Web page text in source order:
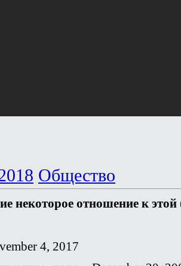
Общество
некоторое отношение к этой
4, 2017